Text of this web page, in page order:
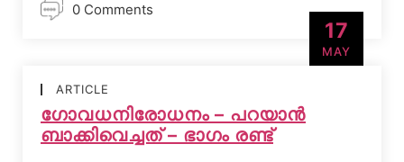
0 Comments
17
MAY
ARTICLE
ഗോവധനിരോധനം – പറയാന്‍
ബാക്കിവെച്ചത് – ഭാഗം രണ്ട്‌